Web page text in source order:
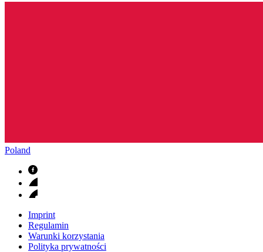
Poland
Imprint
Regulamin
Warunki korzystania
Polityka prywatności